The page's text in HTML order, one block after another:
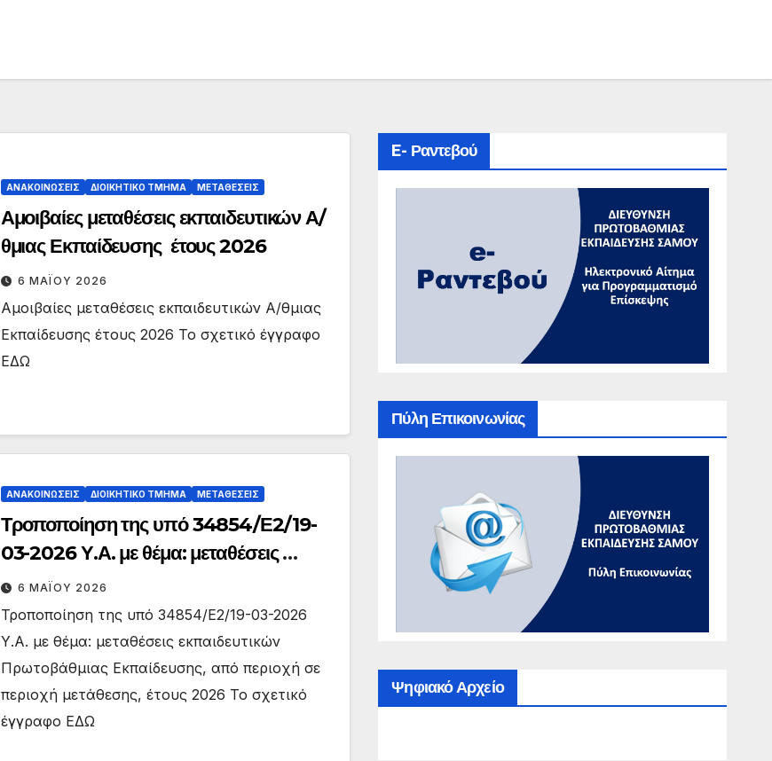
ΑΝΑΚΟΙΝΏΣΕΙΣ ΔΙΟΙΚΗΤΙΚΌ ΤΜΉΜΑ ΜΕΤΑΘΈΣΕΙΣ
Αμοιβαίες μεταθέσεις εκπαιδευτικών Α/
θμιας Εκπαίδευσης έτους 2026
6 ΜΑΪ́ΟΥ 2026
Αμοιβαίες μεταθέσεις εκπαιδευτικών Α/θμιας
Εκπαίδευσης έτους 2026 Το σχετικό έγγραφο
ΕΔΩ
ΑΝΑΚΟΙΝΏΣΕΙΣ ΔΙΟΙΚΗΤΙΚΌ ΤΜΉΜΑ ΜΕΤΑΘΈΣΕΙΣ
Τροποποίηση της υπό 34854/Ε2/19-
03-2026 Υ.Α. με θέμα: μεταθέσεις
εκπαιδευτικών Πρωτοβάθμιας
Εκπαίδευσης, από περιοχή σε περιοχή
μετάθεσης, έτους 2026
6 ΜΑΪ́ΟΥ 2026
Τροποποίηση της υπό 34854/Ε2/19-03-2026
Υ.Α. με θέμα: μεταθέσεις εκπαιδευτικών
Πρωτοβάθμιας Εκπαίδευσης, από περιοχή σε
περιοχή μετάθεσης, έτους 2026 Το σχετικό
έγγραφο ΕΔΩ
E- Ραντεβού
Πύλη Επικοινωνίας
Ψηφιακό Αρχείο